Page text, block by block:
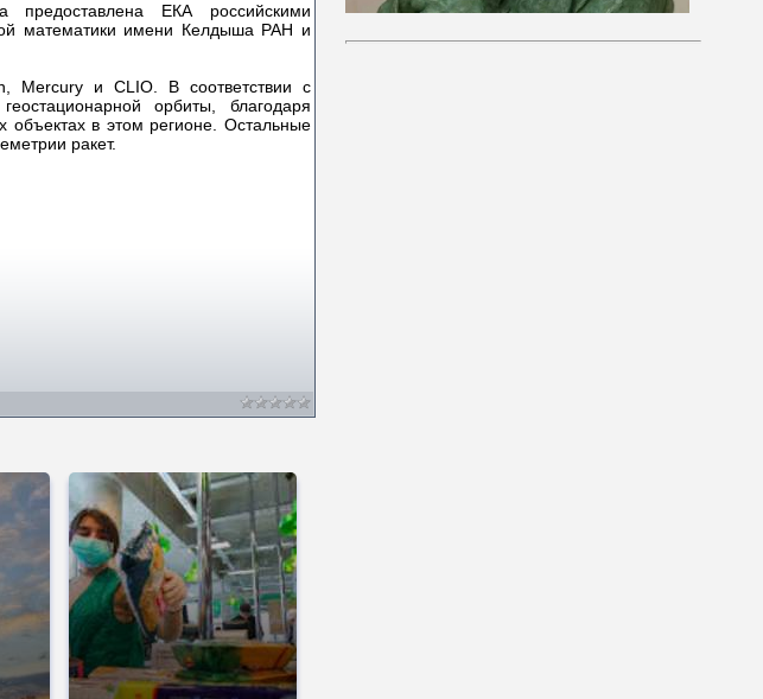
ЕКА российскими
математики имени Келдыша РАН и
Mercury и CLIO. В соответствии с
орбиты, благодаря
объектах в этом регионе. Остальные
ракет.